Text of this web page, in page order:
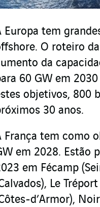
Europa tem
O roteiro
da
60 GW em
objetivos, 800
30 anos.
França tem como
em 2028. Estão
em Fécamp
Le
d’Armor),